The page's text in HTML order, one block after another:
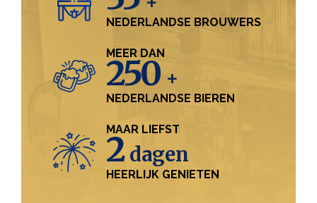
NEDERLANDSE BROUWERS
MEER DAN
250 +
NEDERLANDSE BIEREN
MAAR LIEFST
2 dagen
HEERLIJK GENIETEN